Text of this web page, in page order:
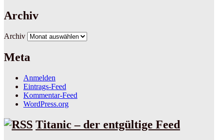
Archiv
Archiv
Meta
Anmelden
Eintrags-Feed
Kommentar-Feed
WordPress.org
Titanic – der entgültige Feed